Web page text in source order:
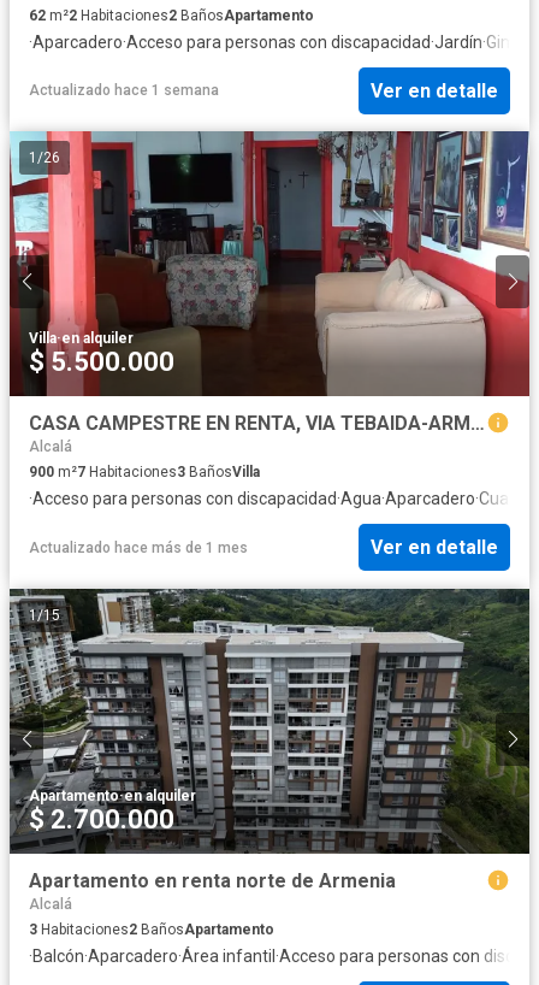
62 m²2 Habitaciones2 BañosApartamento
·Aparcadero·Acceso para personas con discapacidad·Jardín·
Actualizado hace 1 semana Ver en detalle
1 /26
Villa·en alquiler
$ 5.500.000
CASA CAMPESTRE EN RENTA, VIA TEBAIDA-ARMENIA, QUINDIO
Alcalá
900 m²7 Habitaciones3 BañosVilla
·Acceso para personas con discapacidad·Agua·Aparcadero·Cuarto
Actualizado hace más de 1 mes Ver en detalle
1/15
Apartamento·en alquiler
$ 2.700.000
Apartamento en renta norte de Armenia
Alcalá
3 Habitaciones2 BañosApartamento
·Balcón·Aparcadero·Área infantil ·Acceso para personas con